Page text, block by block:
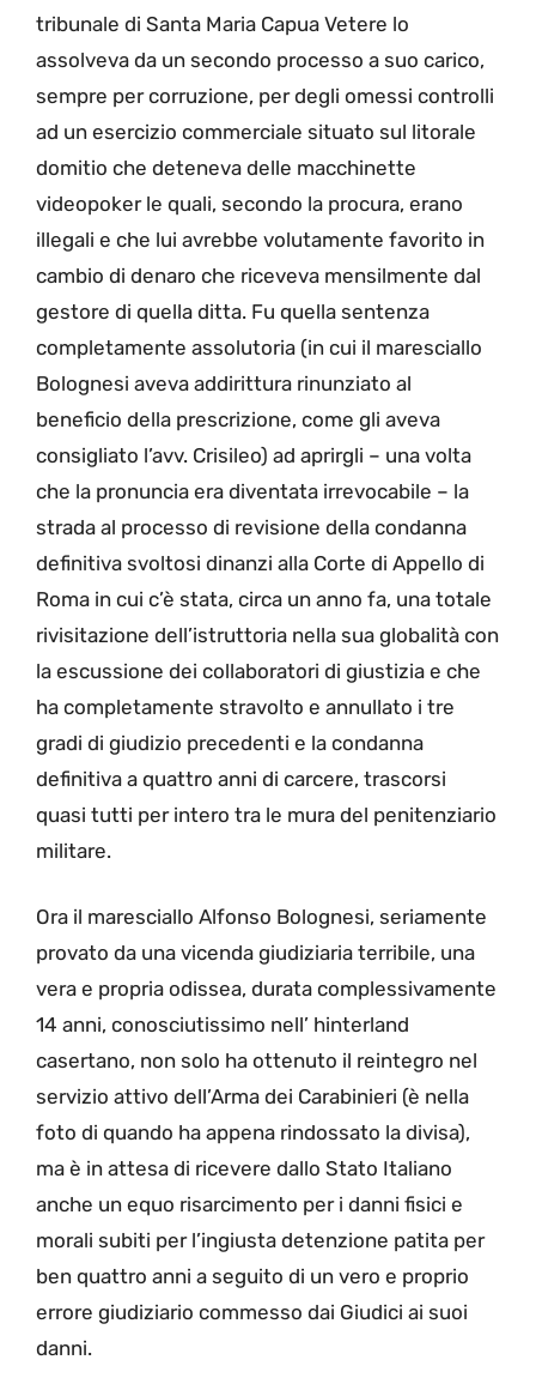
tribunale di Santa Maria Capua Vetere lo
assolveva da un secondo processo a suo carico,
sempre per corruzione, per degli omessi controlli
ad un esercizio commerciale situato sul litorale
domitio che deteneva delle macchinette
videopoker le quali, secondo la procura, erano
illegali e che lui avrebbe volutamente favorito in
cambio di denaro che riceveva mensilmente dal
gestore di quella ditta. Fu quella sentenza
completamente assolutoria (in cui il maresciallo
Bolognesi aveva addirittura rinunziato al
beneficio della prescrizione, come gli aveva
consigliato l’avv. Crisileo) ad aprirgli – una volta
che la pronuncia era diventata irrevocabile – la
strada al processo di revisione della condanna
definitiva svoltosi dinanzi alla Corte di Appello di
Roma in cui c’è stata, circa un anno fa, una totale
rivisitazione dell’istruttoria nella sua globalità con
la escussione dei collaboratori di giustizia e che
ha completamente stravolto e annullato i tre
gradi di giudizio precedenti e la condanna
definitiva a quattro anni di carcere, trascorsi
quasi tutti per intero tra le mura del penitenziario
militare.
Ora il maresciallo Alfonso Bolognesi, seriamente
provato da una vicenda giudiziaria terribile, una
vera e propria odissea, durata complessivamente
14 anni, conosciutissimo nell’ hinterland
casertano, non solo ha ottenuto il reintegro nel
servizio attivo dell’Arma dei Carabinieri (è nella
foto di quando ha appena rindossato la divisa),
ma è in attesa di ricevere dallo Stato Italiano
anche un equo risarcimento per i danni fisici e
morali subiti per l’ingiusta detenzione patita per
ben quattro anni a seguito di un vero e proprio
errore giudiziario commesso dai Giudici ai suoi
danni.